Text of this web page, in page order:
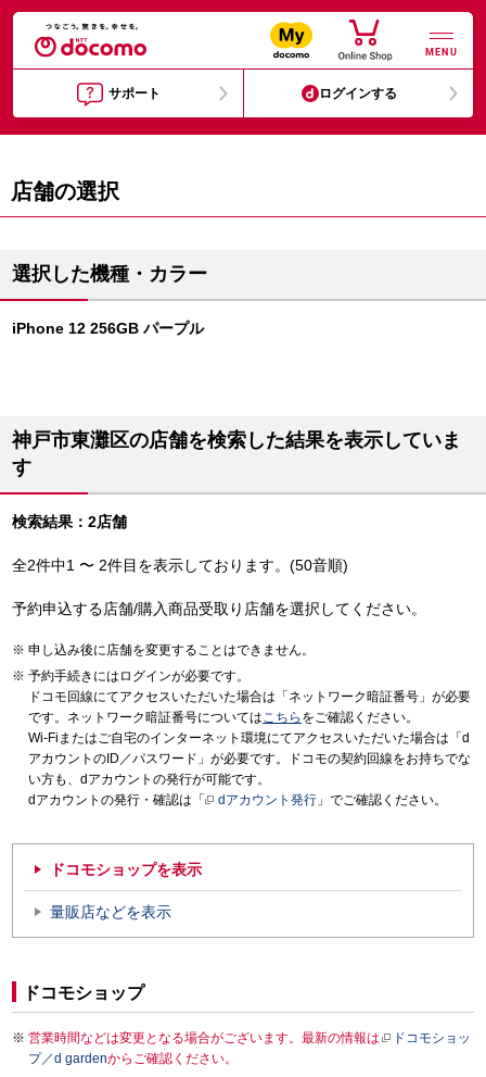
MENU
サポート ログインする
店舗の選択
選択した機種・カラー
iPhone 12 256GB パープル
神戸市東灘区の店舗を検索した結果を表示していま
す
検索結果：2店舗
全2件中1 〜 2件目を表示しております。(50音順)
予約申込する店舗/購入商品受取り店舗を選択してください。
申し込み後に店舗を変更することはできません。
予約手続きにはログインが必要です。
ドコモ回線にてアクセスいただいた場合は「ネットワーク暗証番号」が必要
です。ネットワーク暗証番号についてはこちら をご確認ください。
Wi-Fiまたはご自宅のインターネット環境にてアクセスいただいた場合は「d
アカウントのID／パスワード」が必要です。ドコモの契約回線をお持ちでな
い方も、dアカウントの発行が可能です。
dアカウントの発行・確認は「
dアカウント発行 」でご確認ください。
ドコモショップを表示
量販店などを表示
ドコモショップ
営業時間などは変更となる場合がございます。最新の情報は
ドコモショッ
プ／d gardenからご確認ください。